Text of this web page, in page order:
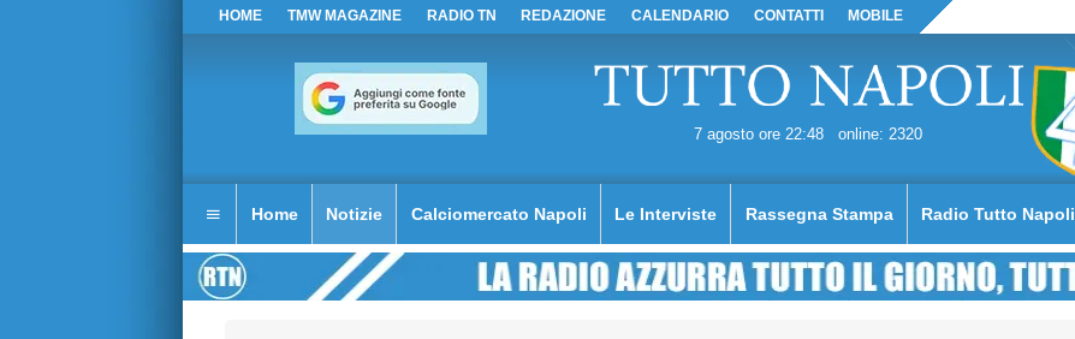
HOME TMW MAGAZINE RADIO TN REDAZIONE CALENDARIO CONTATTI MOBILE
7 agosto ore 22:48 online: 2320
Home Notizie Calciomercato Napoli Le Interviste Rassegna Stampa Radio Tutto Napoli